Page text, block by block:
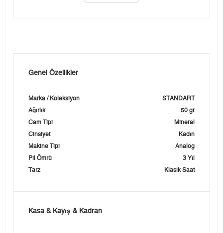
Genel Özellikler
Marka / Koleksiyon
STANDART
Ağırlık
50 gr
Cam Tipi
Mineral
Cinsiyet
Kadın
Makine Tipi
Analog
Pil Ömrü
3 Yıl
Tarz
Klasik Saat
Kasa & Kayış & Kadran